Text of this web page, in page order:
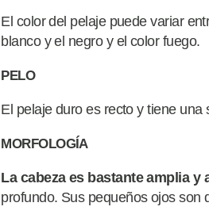
El color del pelaje puede variar
blanco y el negro y el color fuego.
PELO
El pelaje duro es recto y tiene
MORFOLOGÍA
La cabeza es bastante amplia y
profundo. Sus pequeños ojos son